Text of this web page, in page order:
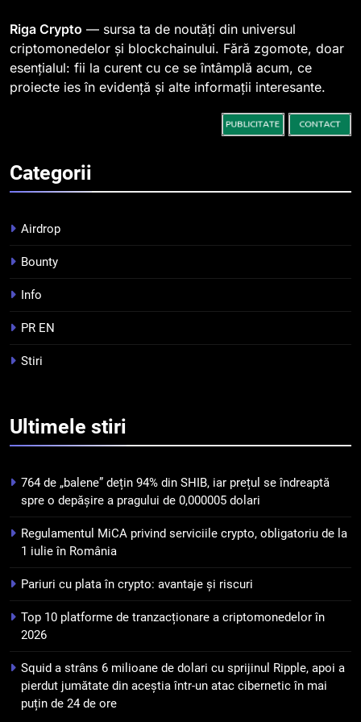
spre o depășire a pragului de
0,000005 dolari
STIRI
2
Regulamentul MiCA privind
serviciile crypto, obligatoriu de
la 1 iulie în România
3
Pariuri cu plata în crypto:
4
criptomonedelor în 2026
INFO
pierdut jumătate din aceștia
puțin de 24 de ore
6
Banii digitali și arhitectura
încrederii: O nouă viziune asupra
7
WhiteBIT și FC Barcelona
pentru a stimula implicarea
fanilor și inovarea în domeniul
STIRI
8
Riga Crypto — sursa ta de noutăți din universul
criptomonedelor și blockchainului. Fără zgomote, doar
esențialul: fii la curent cu ce se întâmplă acum, ce
proiecte ies în evidență și alte informații interesante.
Categorii
Airdrop
Bounty
Info
PR EN
Stiri
Ultimele stiri
764 de „balene” dețin 94% din SHIB, iar prețul se îndreaptă
spre o depășire a pragului de 0,000005 dolari
Regulamentul MiCA privind serviciile crypto, obligatoriu de la
1 iulie în România
Pariuri cu plata în crypto: avantaje și riscuri
Top 10 platforme de tranzacționare a criptomonedelor în
2026
Squid a strâns 6 milioane de dolari cu sprijinul Ripple, apoi a
pierdut jumătate din aceștia într-un atac cibernetic în mai
puțin de 24 de ore